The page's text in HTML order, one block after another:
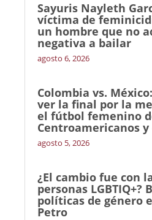
Sayuris Nayleth
víctima de
un hombre que no
negativa a bailar
agosto 6, 2026
Colombia vs.
ver la final por la
el fútbol femenino
Centroamericanos y
agosto 5, 2026
¿El cambio fue con
personas LGBTIQ+?
políticas de género
Petro